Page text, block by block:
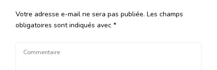
Votre adresse e-mail ne sera pas publiée. Les champs
obligatoires sont indiqués avec *